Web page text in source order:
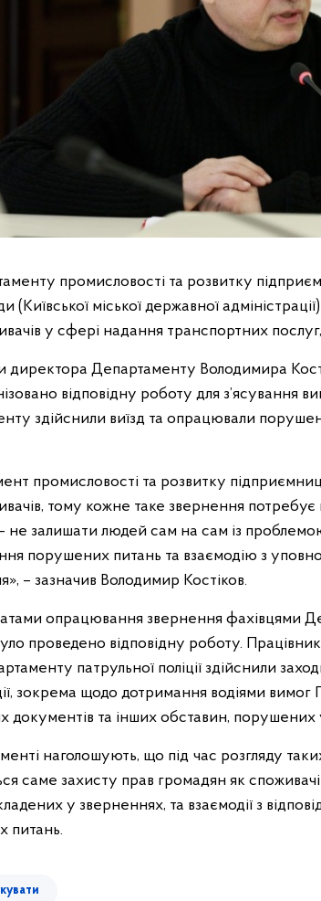
промисловості та розвитку
(Київської міської державної
у сфері надання транспортних
директора Департаменту Володимира
відповідну роботу для з’ясування
здійснили виїзд та опрацювали
промисловості та розвитку
тому кожне таке звернення
не залишати людей сам на сам із
порушених питань та взаємодію з
– зазначив Володимир Костіков.
опрацювання звернення фахівцями
проведено відповідну роботу.
патрульної поліції здійснили
зокрема щодо дотримання водіями вимог
документів та інших обставин, порушених
наголошують, що під час розгляду
саме захисту прав громадян як
у зверненнях, та взаємодії з
питань.